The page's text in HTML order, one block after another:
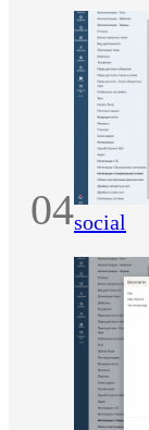
04social